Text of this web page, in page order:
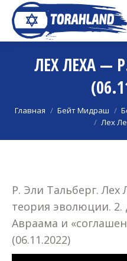
ЛЕХ ЛЕХА —
Вы здесь:
Главная Бейт Мидраш
Лех
Р. Эли Тальберг. Лех
теория эволюции. 2.
Авраама и
(06.11.2022)